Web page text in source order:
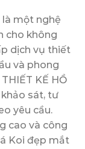
là một nghệ
cho không
dịch vụ thiết
và phong
KẾ HỒ
sát, tư
yêu cầu.
cao và công
Koi đẹp mắt